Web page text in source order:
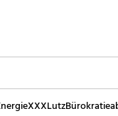
XXXLutz